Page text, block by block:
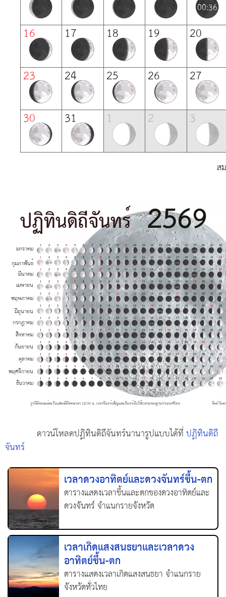
ดาวน์โหลดปฏิทินดิถีจันทร์นานารูปแบบได้ที่ปฏิทินดิถี
จันทร์
เวลาดวงอาทิตย์และดวงจันทร์ขึ้น-ตก
ตารางแสดงเวลาขึ้นและตกของดวงอาทิตย์และ
ดวงจันทร์ จำแนกรายจังหวัด
เวลาเกิดแสงสนธยาและเวลาดวง
อาทิตย์ขึ้น-ตก
ตารางแสดงเวลาเกิดแสงสนธยา จำแนกราย
จังหวัดทั่วไทย